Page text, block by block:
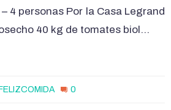
4 personas Por la Casa Legrand
40 kg de tomates biol…
FELIZCOMIDA 0